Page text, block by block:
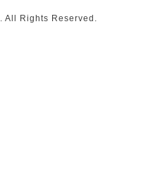
. All Rights Reserved.